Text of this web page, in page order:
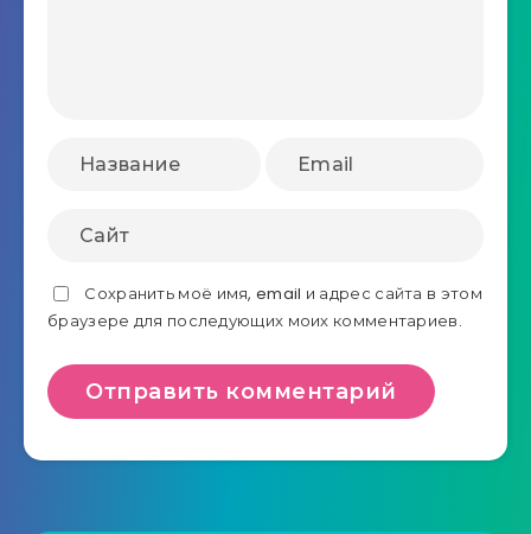
Сохранить моё имя, email и адрес сайта в этом
браузере для последующих моих комментариев.